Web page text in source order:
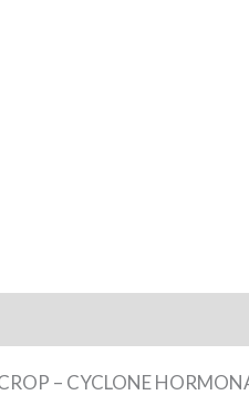
– CYCLONE